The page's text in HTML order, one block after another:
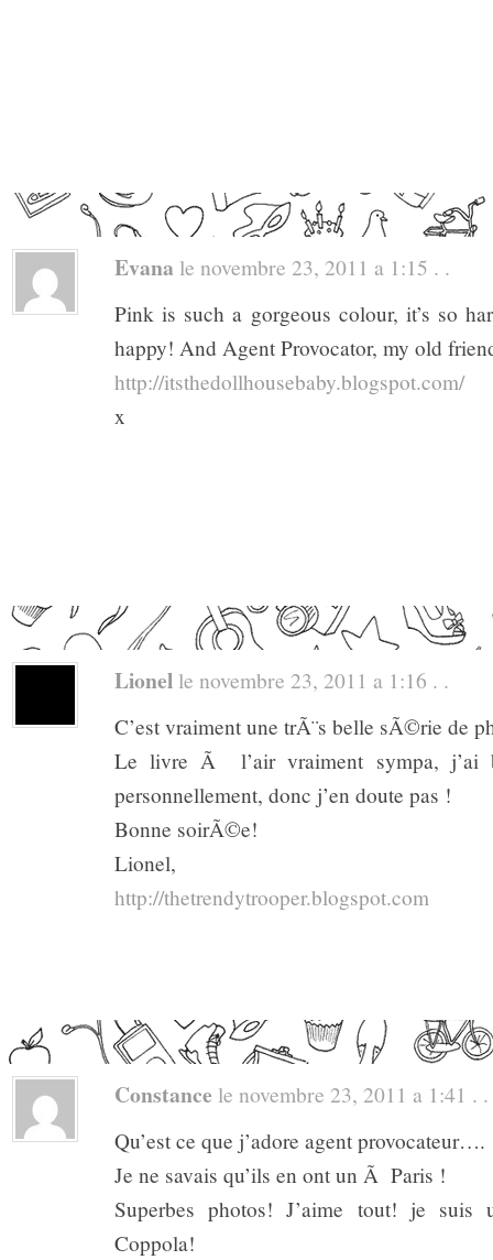
Evana le novembre 23, 2011 a 1:15 . .
Pink is such a gorgeous colour, it’s so
happy! And Agent Provocator, my old
http://itsthedollhousebaby.blogspot.com/
x
Lionel le novembre 23, 2011 a 1:16 . .
C’est vraiment une trÃ¨s belle sÃ©rie de
Le livre Ã l’air vraiment sympa, j’ai
personnellement, donc j’en doute pas !
Bonne soirÃ©e!
Lionel,
http://thetrendytrooper.blogspot.com
Constance le novembre 23, 2011 a 1:41 . .
Qu’est ce que j’adore agent provocateur….
Je ne savais qu’ils en ont un Ã Paris !
Superbes photos! J’aime tout! je
Coppola!